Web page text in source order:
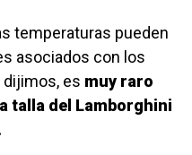
temperaturas pueden
asociados con los
es muy raro
talla del Lamborghini